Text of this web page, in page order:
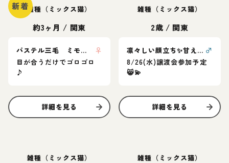
新着雑種（ミックス猫）
約3ヶ月 / 関東
パステル三毛 ミモザちゃん
♀
目が合うだけでゴロゴロ
♪
詳細を見る
雑種（ミックス猫）
2歳 / 関東
凛々しい顔立ち✨甘えん坊プリンス清美くん ♂
8/26(水)譲渡会参加予定
😸💫
詳細を見る
雑種（ミックス猫） 雑種（ミックス猫）